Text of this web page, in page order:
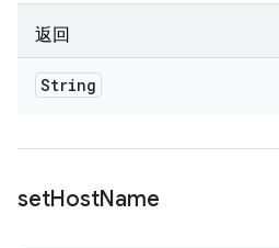
返回
String
setHostName